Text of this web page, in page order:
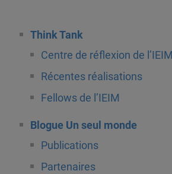
Think Tank
Centre de réflexion de l’IEIM
Récentes réalisations
Fellows de l’IEIM
Blogue Un seul monde
Publications
Partenaires